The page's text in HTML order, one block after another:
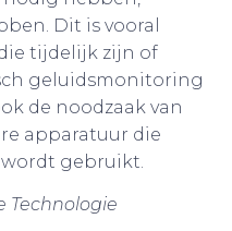
Dit is vooral
tijdelijk zijn of
geluidsmonitoring
de noodzaak van
apparatuur die
gebruikt.
Technologie